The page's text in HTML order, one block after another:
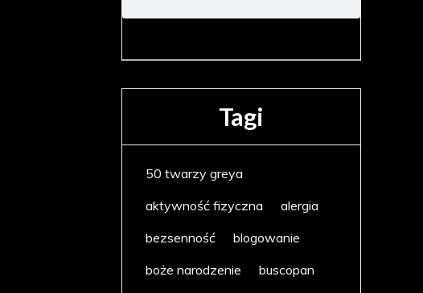
Tagi
50 twarzy greya
aktywność fizyczna
alergia
bezsenność
blogowanie
boże narodzenie
buscopan